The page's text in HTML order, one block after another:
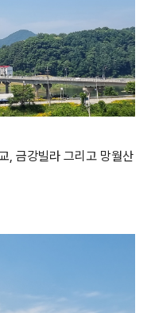
, 금강빌라 그리고 망월산